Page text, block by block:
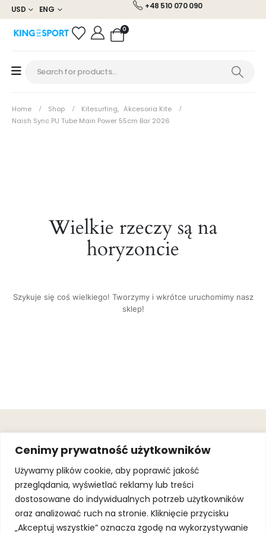
Cenimy prywatność użytkowników
Używamy plików cookie, aby poprawić jakość
przeglądania, wyświetlać reklamy lub treści
dostosowane do indywidualnych potrzeb użytkowników
oraz analizować ruch na stronie. Kliknięcie przycisku
„Akceptuj wszystkie” oznacza zgodę na wykorzystywanie
USD ENG +48 510 070 090
0
Home Shop Kitesurfing, Akcesoria Kite
Naish Sync PU Tube Main Power 55cm Bar 2026
Wielkie rzeczy są na
horyzoncie
Szykuje się coś wielkiego! Tworzymy i wkrótce uruchomimy nasz
sklep!
+48 510 070
090
SOLEC 81B LOK.
A66,
WARSZAWA
JOIN OUR
MAILING
By subscribing,
you agree to
ourTerms of
UseandPrivacy
OBSŁUGA
KLIENTA
Gwarancja
.
.